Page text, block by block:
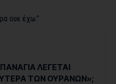
ουκ έχω.”
ΠΑΝΑΓΙΑ ΛΕΓΕΤΑΙ
ΤΩΝ ΟΥΡΑΝΩΝ»;